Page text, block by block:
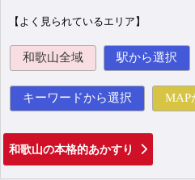
【よく見られているエリア】
和歌山全域 駅から選択
キーワードから選択 MAP
和歌山の本格的あかすり